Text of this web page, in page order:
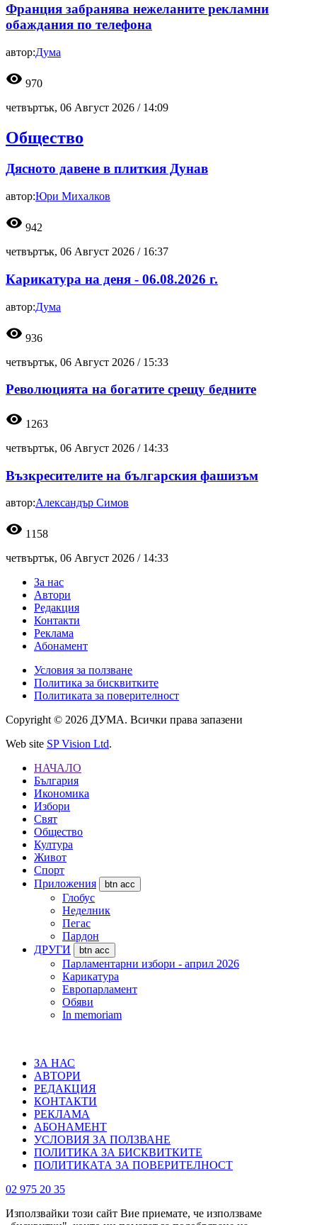
Франция забранява нежеланите рекламни
обаждания по телефона
автор:Дума
visibility 970
четвъртък, 06 Август 2026 / 14:09
Общество
Дясното давене в плиткия Дунав
автор:Юри Михалков
visibility 942
четвъртък, 06 Август 2026 / 16:37
Карикатура на деня - 06.08.2026 г.
автор:Дума
visibility 936
четвъртък, 06 Август 2026 / 15:33
Революцията на богатите срещу бедните
visibility 1263
четвъртък, 06 Август 2026 / 14:33
Възкресителите на българския фашизъм
автор:Александър Симов
visibility 1158
четвъртък, 06 Август 2026 / 14:33
За нас
Автори
Редакция
Контакти
Реклама
Абонамент
Условия за ползване
Политика за бисквитките
Политиката за поверителност
Copyright © 2026 ДУМА. Всички права запазени
Web site SP Vision Ltd.
НАЧАЛО
България
Икономика
Избори
Свят
Общество
Култура
Живот
Спорт
Приложения
btn acc
Глобус
Неделник
Пегас
Пардон
ДРУГИ
btn acc
Парламентарни избори - април 2026
Карикатура
Европарламент
Обяви
In memoriam
ЗА НАС
АВТОРИ
РЕДАКЦИЯ
КОНТАКТИ
РЕКЛАМА
АБОНАМЕНТ
УСЛОВИЯ ЗА ПОЛЗВАНЕ
ПОЛИТИКА ЗА БИСКВИТКИТЕ
ПОЛИТИКАТА ЗА ПОВЕРИТЕЛНОСТ
02 975 20 35
Използвайки този сайт Вие приемате, че използваме